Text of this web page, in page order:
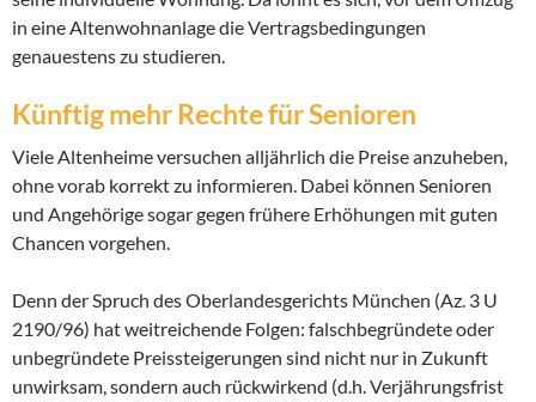
in eine Altenwohnanlage die Vertragsbedingungen
genauestens zu studieren.
Künftig mehr Rechte für Senioren
Viele Altenheime versuchen alljährlich die Preise anzuheben,
ohne vorab korrekt zu informieren. Dabei können Senioren
und Angehörige sogar gegen frühere Erhöhungen mit guten
Chancen vorgehen.
Denn der Spruch des Oberlandesgerichts München (Az. 3 U
2190/96) hat weitreichende Folgen: falschbegründete oder
unbegründete Preissteigerungen sind nicht nur in Zukunft
unwirksam, sondern auch rückwirkend (d.h. Verjährungsfrist